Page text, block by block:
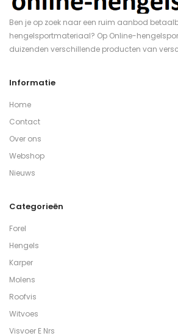
Ben je op zoek naar een ruim aanbod
hengelsportmateriaal? Op Online-
duizenden verschillende producten van
Informatie
Home
Contact
Over ons
Webshop
Nieuws
Categorieën
Forel
Hengels
Karper
Molens
Roofvis
Witvoes
Visvoer E Nrs